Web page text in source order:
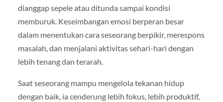
dianggap sepele atau ditunda sampai kondisi
memburuk. Keseimbangan emosi berperan besar
dalam menentukan cara seseorang berpikir, merespons
masalah, dan menjalani aktivitas sehari-hari dengan
lebih tenang dan terarah.
Saat seseorang mampu mengelola tekanan hidup
dengan baik, ia cenderung lebih fokus, lebih produktif,